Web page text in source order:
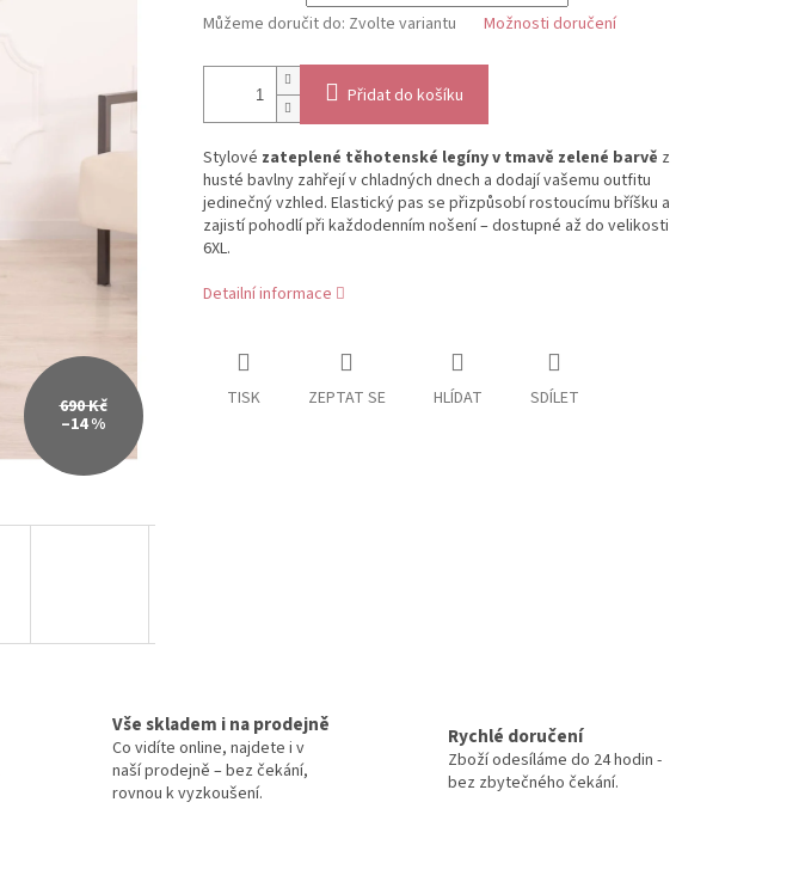
690 Kč
–14 %
Můžeme doručit do: Zvolte variantu Možnosti doručení
Přidat do košíku
Stylové zateplené těhotenské legíny v tmavě zelené barvě z
husté bavlny zahřejí v chladných dnech a dodají vašemu outfitu
jedinečný vzhled. Elastický pas se přizpůsobí rostoucímu bříšku a
zajistí pohodlí při každodenním nošení – dostupné až do velikosti
6XL.
Detailní informace
TISK ZEPTAT SE HLÍDAT SDÍLET
Vše skladem i na prodejně
Co vidíte online, najdete i v
naší prodejně – bez čekání,
rovnou k vyzkoušení.
Rychlé doručení
Zboží odesíláme do 24 hodin -
bez zbytečného čekání.